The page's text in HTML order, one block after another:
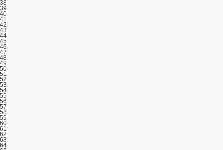
38
39
40
41
42
43
44
45
46
47
48
49
50
51
52
53
54
55
56
57
58
59
60
61
62
63
64